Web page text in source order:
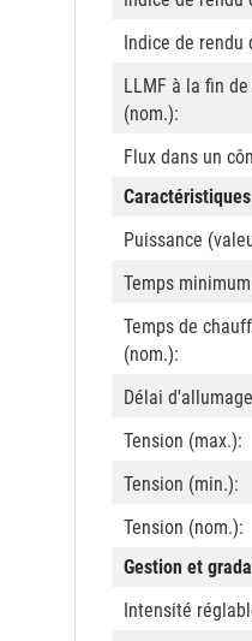
Indice de rendu
LLMF à la fin
(nom.):
Flux dans un
Puissance
Temps
Temps de
(nom.):
Délai
Tension (max.):
Tension (min.):
Tension (nom.):
Gestion et
Intensité